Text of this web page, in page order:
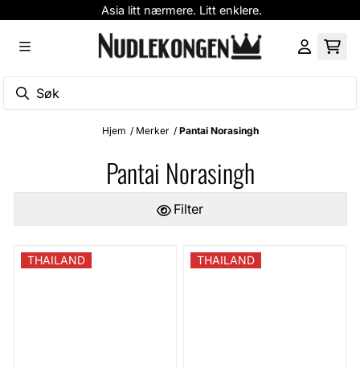
Asia litt nærmere. Litt enklere.
Hjem / Merker / Pantai Norasingh
Pantai Norasingh
Filter
THAILAND THAILAND